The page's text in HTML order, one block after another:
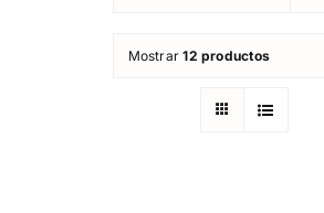
Mostrar12 productos